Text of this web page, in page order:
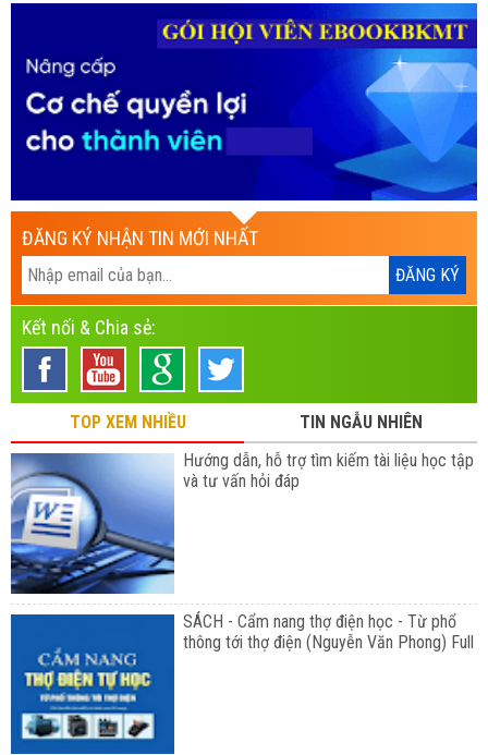
ĐĂNG KÝ NHẬN TIN MỚI NHẤT
Kết nối & Chia sẻ:
TOP XEM NHIỀU
TIN NGẪU NHIÊN
Hướng dẫn, hỗ trợ tìm kiếm tài liệu học tập
và tư vấn hỏi đáp
SÁCH - Cẩm nang thợ điện học - Từ phổ
thông tới thợ điện (Nguyễn Văn Phong) Full